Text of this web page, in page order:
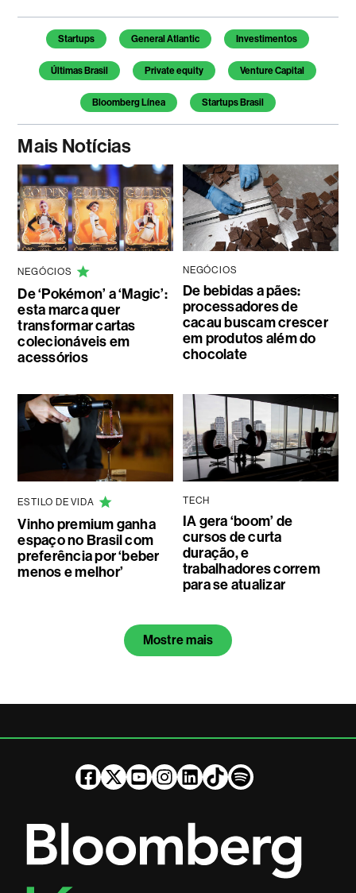
Temas deste artigo
Startups General Atlantic Investimentos
Últimas Brasil Private equity Venture Capital
Bloomberg Línea Startups Brasil
Mais Notícias
NEGÓCIOS
De ‘Pokémon’ a ‘Magic’:
esta marca quer
transformar cartas
colecionáveis em
acessórios
NEGÓCIOS
De bebidas a pães:
processadores de
cacau buscam crescer
em produtos além do
chocolate
ESTILO DE VIDA
Vinho premium ganha
espaço no Brasil com
preferência por ‘beber
menos e melhor’
TECH
IA gera ‘boom’ de
cursos de curta
duração, e
trabalhadores correm
para se atualizar
Mostre mais